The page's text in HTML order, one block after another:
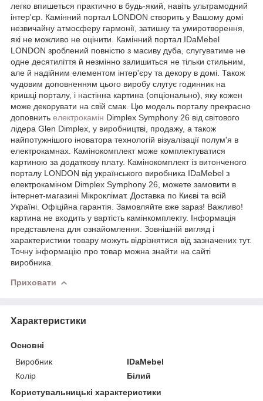
легко впишеться практично в будь-який, навіть ультрамодний
інтер'єр. Камінний портал LONDON створить у Вашому домі
незвичайну атмосферу гармонії, затишку та умиротворення,
які не можливо не оцінити. Камінний портал IDaMebel
LONDON зроблений повністю з масиву дуба, слугуватиме не
одне десятиліття й незмінно залишиться не тільки стильним,
але й надійним елементом інтер'єру та декору в домі. Також
чудовим доповненням цього виробу слугує годинник на
кришці порталу, і настінна картина (опціонально), яку кожен
може декорувати на свій смак. Цю модель порталу прекрасно
доповнить електрокамін Dimplex Symphony 26 від світового
лідера Glen Dimplex, у виробництві, продажу, а також
найпотужнішого іноватора технологій візуалізації полум'я в
електрокамнах. Камінокомплект може комплектуватися
картиною за додаткову плату. Камінокомплект із витонченого
порталу LONDON від українського виробника IDaMebel з
електрокаміном Dimplex Symphony 26, можете замовити в
інтернет-магазині Мікроклімат. Доставка по Києві та всій
Україні. Офіційна гарантія. Замовляйте вже зараз! Важливо!
картина не входить у вартість камінкомплекту. Інформація
представлена для ознайомлення. Зовнішній вигляд і
характеристики товару можуть відрізнятися від зазначених тут.
Точну інформацію про товар можна знайти на сайті
виробника.
Приховати
Характеристики
Основні
Виробник
IDaMebel
Колір
Білий
Користувальницькі характеристики